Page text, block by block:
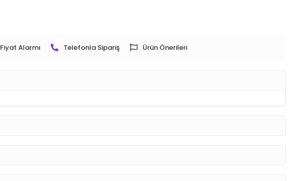
Fiyat Alarmı Telefonla Sipariş Ürün Önerileri